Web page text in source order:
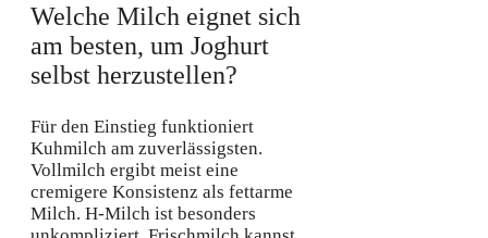
Welche Milch eignet sich
am besten, um Joghurt
selbst herzustellen?
Für den Einstieg funktioniert
Kuhmilch am zuverlässigsten.
Vollmilch ergibt meist eine
cremigere Konsistenz als fettarme
Milch. H-Milch ist besonders